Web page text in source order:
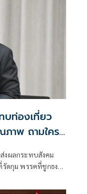
บท่องเที่ยว
ภาพ ถามใคร
รัดกุม พรรคที่ชูกธง
คุณภาพและรายได้